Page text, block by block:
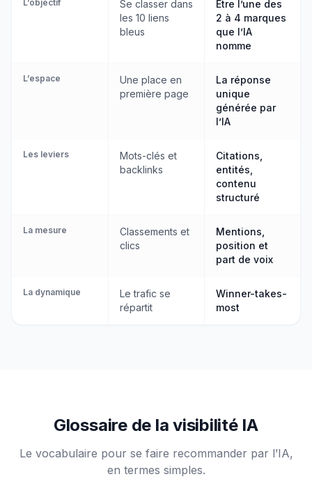
L’objectif
Se classer dans
les 10 liens
bleus
Être l’une des
2 à 4 marques
que l’IA
nomme
L’espace
Une place en
première page
La réponse
unique
générée par
l’IA
Les leviers
Mots-clés et
backlinks
Citations,
entités,
contenu
structuré
La mesure
Classements et
clics
Mentions,
position et
part de voix
La dynamique
Le trafic se
répartit
Winner-takes-
most
Glossaire de la visibilité IA
Le vocabulaire pour se faire recommander par l’IA,
en termes simples.